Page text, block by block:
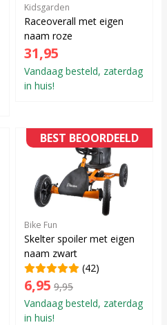
Kidsgarden
Raceoverall met eigen
naam roze
31,95
Vandaag besteld, zaterdag
in huis!
BEST BEOORDEELD
Bike Fun
Skelter spoiler met eigen
naam zwart
(42)
6,95 9,95
Vandaag besteld, zaterdag
in huis!